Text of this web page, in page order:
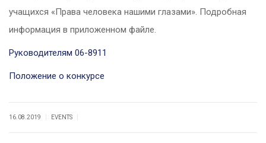
учащихся «Права человека нашими глазами». Подробная
информация в приложенном файле.
Руководителям 06-8911
Положение о конкурсе
16.08.2019 EVENTS